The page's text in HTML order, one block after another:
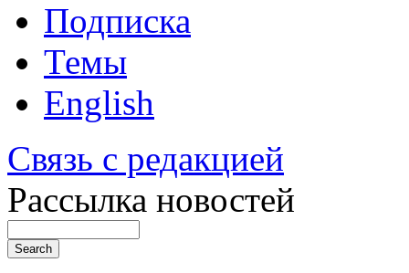
Подписка
Темы
English
Связь с редакцией
Рассылка новостей